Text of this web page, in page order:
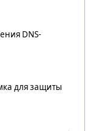
DNS-
для защиты